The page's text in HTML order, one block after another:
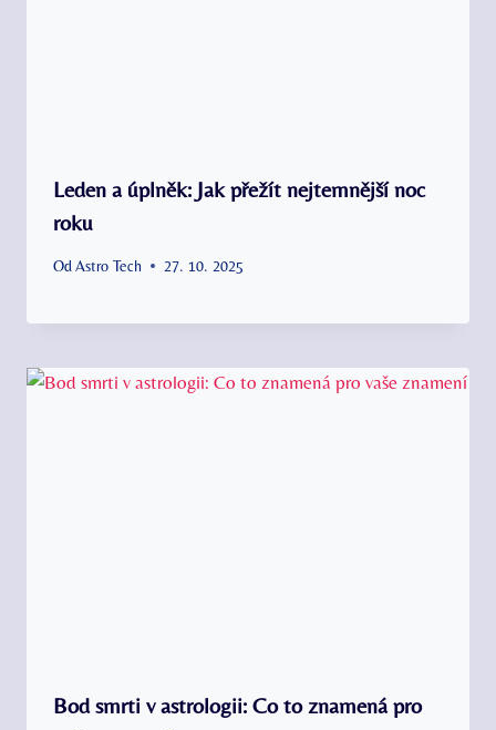
Leden a úplněk: Jak přežít nejtemnější noc
roku
Od Astro Tech 27. 10. 2025
Bod smrti v astrologii: Co to znamená pro